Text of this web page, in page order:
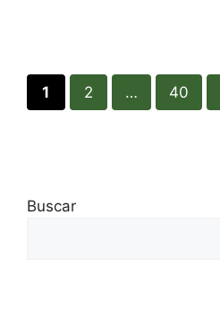
Página
1 Página
2 … Página
40
Buscar